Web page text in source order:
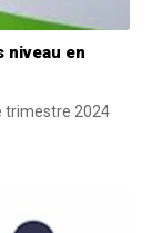
niveau en
trimestre 2024